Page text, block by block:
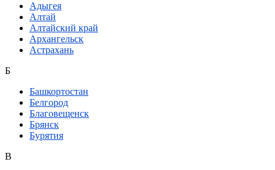
Адыгея
Алтай
Алтайский край
Архангельск
Астрахань
Б
Башкортостан
Белгород
Благовещенск
Брянск
Бурятия
В